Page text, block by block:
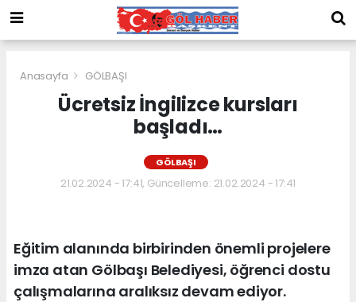
Anasayfa GÖLBAŞI
Ücretsiz İngilizce kursları
başladı…
GÖLBAŞI
21.02.2024 - 17:41, Güncelleme: 21.02.2024 - 17:41
Eğitim alanında birbirinden önemli projelere
imza atan Gölbaşı Belediyesi, öğrenci dostu
çalışmalarına aralıksız devam ediyor.